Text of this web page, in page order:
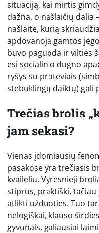
situaciją, kai mirtis
dažna, o našlaičių dalia
našlaitę, kurią
apdovanoja gamtos
buvo paguoda ir vilties
esi socialinio dugno
ryšys su protėviais
stebuklingų daiktų) gali
Trečias brolis
jam sekasi?
Vienas įdomiausių
pasakose yra trečiasis
kvaileliu. Vyresnieji
stiprūs, praktiški, tačiau
atlikti užduoties. Tuo
nelogiškai, klauso
gyvūnais, galiausiai